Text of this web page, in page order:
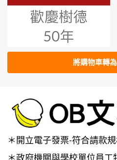
將購物車轉
＊開立電子發票-符合請款
＊政府機關與學校單位員工